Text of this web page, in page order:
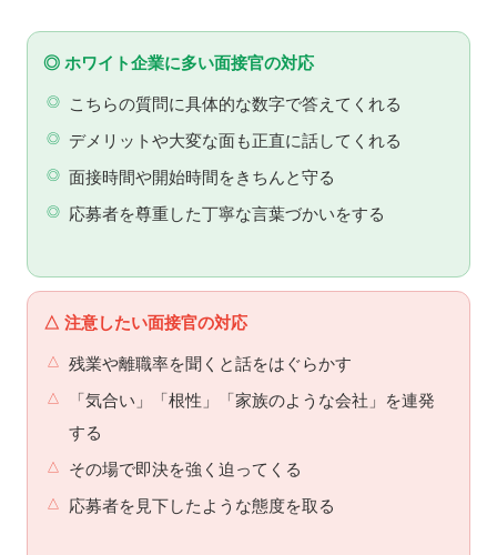
◎ ホワイト企業に多い面接官の対応
こちらの質問に具体的な数字で答えてくれる
デメリットや大変な面も正直に話してくれる
面接時間や開始時間をきちんと守る
応募者を尊重した丁寧な言葉づかいをする
△ 注意したい面接官の対応
残業や離職率を聞くと話をはぐらかす
「気合い」「根性」「家族のような会社」を連発
する
その場で即決を強く迫ってくる
応募者を見下したような態度を取る